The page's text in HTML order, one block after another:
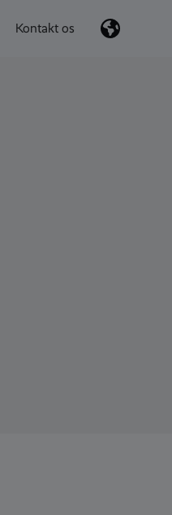
Kontakt os